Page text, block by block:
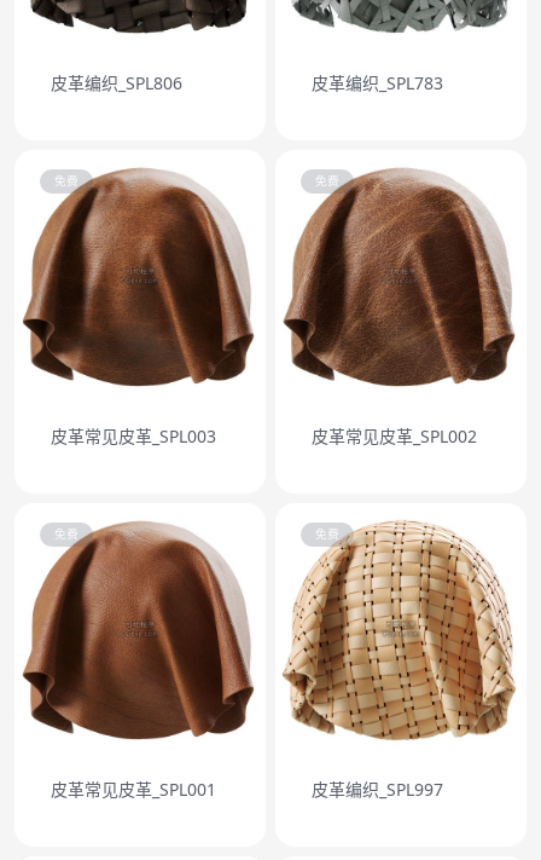
皮革编织_SPL806 皮革编织_SPL783
免费
皮革常见皮革_SPL003
免费
皮革常见皮革_SPL002
免费
皮革常见皮革_SPL001
免费
皮革编织_SPL997